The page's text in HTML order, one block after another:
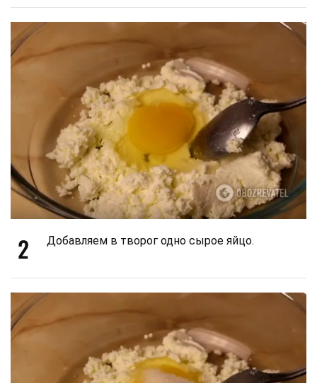
2 Добавляем в творог одно сырое яйцо.